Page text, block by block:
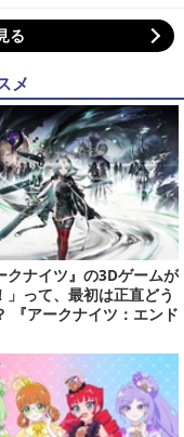
る
メ
クナイツ』の3Dゲームが
」って、最初は正直どう
『アークナイツ：エンド
ド』リリース半年を機
インフルエンサーに聞
ーシリーズを“奥深く”ま
きたからこその視点【座